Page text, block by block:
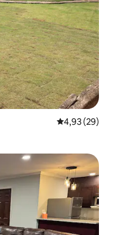
Vlerësimi
4,93 (29)